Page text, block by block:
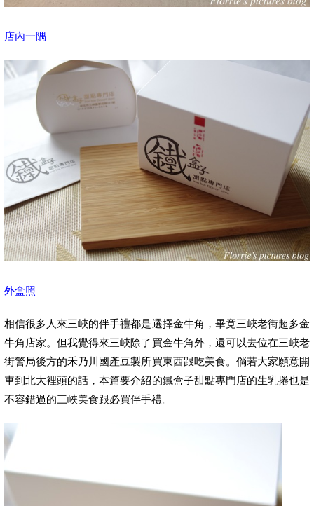
店內一隅
外盒照
相信很多人來三峽的伴手禮都是選擇金牛角，畢竟三峽老街超多金
牛角店家。但我覺得來三峽除了買金牛角外，還可以去位在三峽老
街警局後方的禾乃川國產豆製所買東西跟吃美食。倘若大家願意開
車到北大裡頭的話，本篇要介紹的鐵盒子甜點專門店的生乳捲也是
不容錯過的三峽美食跟必買伴手禮。